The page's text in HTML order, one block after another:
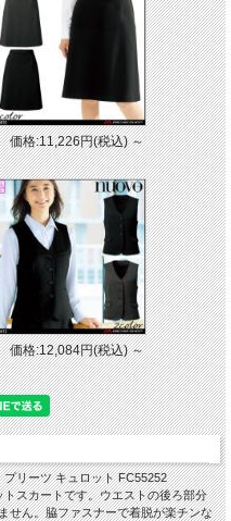
価格:11,226円(税込)～
価格:12,084円(税込)～
リーツ キュロット FC55252
スカートです。ウエストの後ろ部分
せん。脇ファスナーで着脱が楽チンな